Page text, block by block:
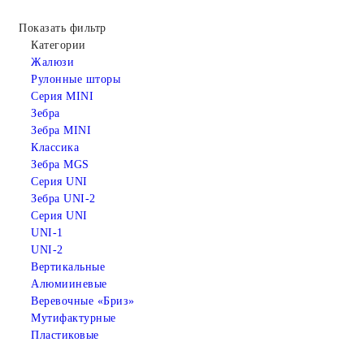
Показать фильтр
Категории
Жалюзи
Рулонные шторы
Серия MINI
Зебра
Зебра MINI
Классика
Зебра MGS
Серия UNI
Зебра UNI-2
Серия UNI
UNI-1
UNI-2
Вертикальные
Алюмииневые
Веревочные «Бриз»
Мутифактурные
Пластиковые